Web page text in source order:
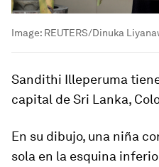
Image: REUTERS/Dinuka
Sandithi Illeperuma
capital de Sri Lanka,
En su dibujo, una niña
sola en la esquina